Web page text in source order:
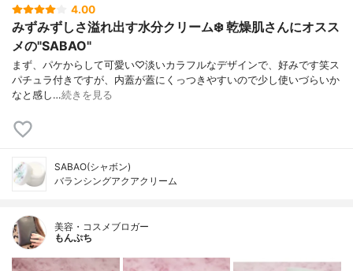
4.00
みずみずしさ溢れ出す水分クリーム❄️ 乾燥肌さんにオスス
メの"SABAO"
まず、パケからして可愛い♡淡いカラフルなデザインで、好みです笑ス
パチュラ付きですが、内蓋が蓋にくっつきやすいので少し使いづらいか
なと感し…続きを見る
SABAO(シャボン)
バランシングアクアクリーム
美容・コスメブロガー
もんぷち